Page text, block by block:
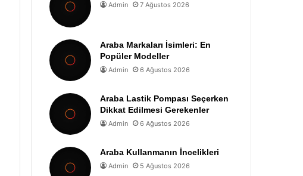
Admin 7 Ağustos 2026
Araba Markaları İsimleri: En
Popüler Modeller
Admin 6 Ağustos 2026
Araba Lastik Pompası Seçerken
Dikkat Edilmesi Gerekenler
Admin 6 Ağustos 2026
Araba Kullanmanın İncelikleri
Admin 5 Ağustos 2026